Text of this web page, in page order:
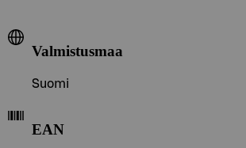
Valmistusmaa
Suomi
EAN